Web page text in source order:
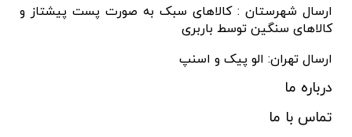
ارسال شهرستان : کالاهای سبک به صورت پست پیشتاز و
کالاهای سنگین توسط باربری
ارسال تهران: الو پیک و اسنپ
درباره ما
تماس با ما